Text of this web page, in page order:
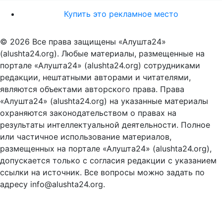
Купить это рекламное место
© 2026 Все права защищены «Алушта24»
(alushta24.org). Любые материалы, размещенные на
портале «Алушта24» (alushta24.org) сотрудниками
редакции, нештатными авторами и читателями,
являются объектами авторского права. Права
«Алушта24» (alushta24.org) на указанные материалы
охраняются законодательством о правах на
результаты интеллектуальной деятельности. Полное
или частичное использование материалов,
размещенных на портале «Алушта24» (alushta24.org),
допускается только с согласия редакции с указанием
ссылки на источник. Все вопросы можно задать по
адресу info@alushta24.org.